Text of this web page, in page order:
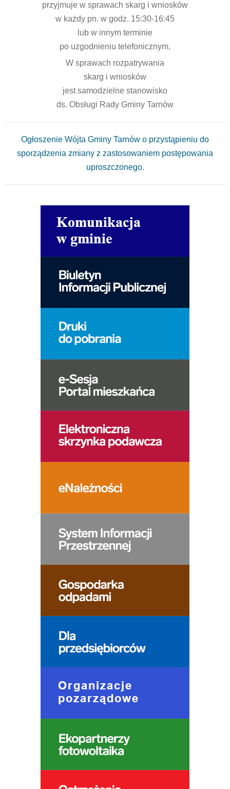
przyjmuje w sprawach skarg i wniosków
w każdy pn. w godz. 15:30-16:45
lub w innym terminie
po uzgodnieniu telefonicznym.
W sprawach rozpatrywania
skarg i wniosków
jest samodzielne stanowisko
ds. Obsługi Rady Gminy Tarnów
Ogłoszenie Wójta Gminy Tarnów o przystąpieniu do
sporządzenia zmiany z zastosowaniem postępowania
uproszczonego.